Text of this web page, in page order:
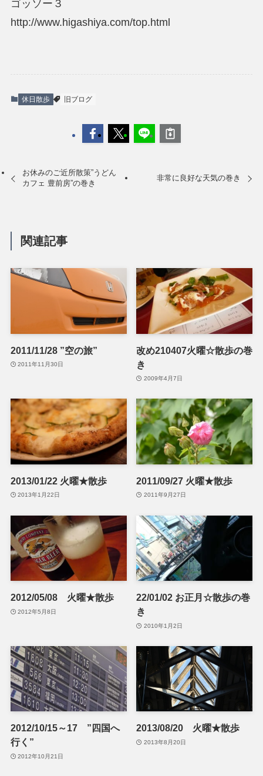
ゴッソー３
http://www.higashiya.com/top.html
休日散歩 旧ブログ
お休みのご近所散策”うどん
カフェ 豊前房”の巻き
非常に良好な天気の巻き
関連記事
2011/11/28 ”空の旅”
2011年11月30日
改め210407火曜☆散歩の巻
き
2009年4月7日
2013/01/22 火曜★散歩
2013年1月22日
2011/09/27 火曜★散歩
2011年9月27日
2012/05/08 火曜★散歩
2012年5月8日
22/01/02 お正月☆散歩の巻
き
2010年1月2日
2012/10/15～17 ”四国へ
行く”
2012年10月21日
2013/08/20 火曜★散歩
2013年8月20日